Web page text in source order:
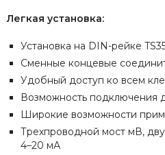
Легкая установка:
Установка на DIN-рейке
Сменные концевые
Удобный доступ ко всем
Возможность подключения
Широкие возможности
Трехпроводной мост мВ,
4–20 мА